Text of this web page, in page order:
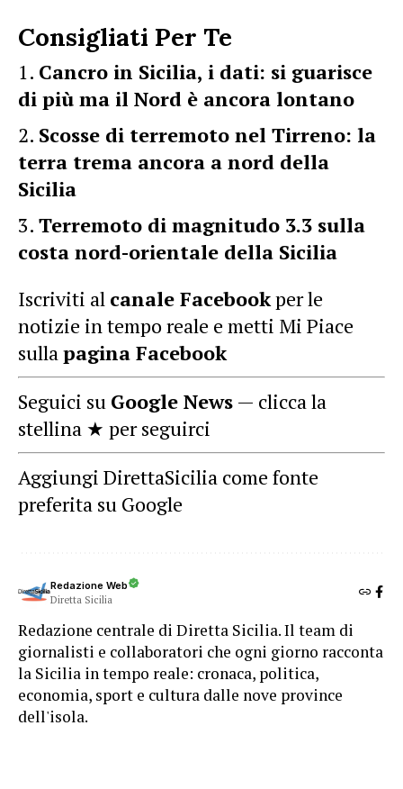
Consigliati Per Te
Cancro in Sicilia, i dati: si guarisce
di più ma il Nord è ancora lontano
Scosse di terremoto nel Tirreno: la
terra trema ancora a nord della
Sicilia
Terremoto di magnitudo 3.3 sulla
costa nord-orientale della Sicilia
Iscriviti al canale Facebookper le
notizie in tempo reale e metti Mi Piace
sullapagina Facebook
Seguici su Google News — clicca la
stellina ★ per seguirci
Aggiungi DirettaSicilia come fonte
preferita su Google
Redazione Web
Diretta Sicilia
Redazione centrale di Diretta Sicilia. Il team di
giornalisti e collaboratori che ogni giorno racconta
la Sicilia in tempo reale: cronaca, politica,
economia, sport e cultura dalle nove province
dell'isola.